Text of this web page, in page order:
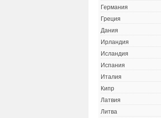
Германия
Греция
Дания
Ирландия
Исландия
Испания
Италия
Кипр
Латвия
Литва